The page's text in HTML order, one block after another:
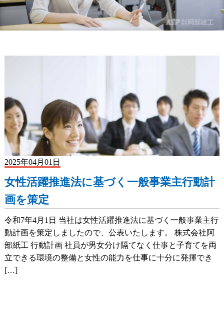
2025年04月01日
女性活躍推進法に基づく一般事業主行動計
画を策定
令和7年4月1日 当社は女性活躍推進法に基づく一般事業主行
動計画を策定しましたので、公表いたします。 株式会社阿
部紙工 行動計画 社員が男女分け隔てなく仕事と子育てを両
立できる環境の整備と女性の能力を仕事に十分に発揮でき
[…]